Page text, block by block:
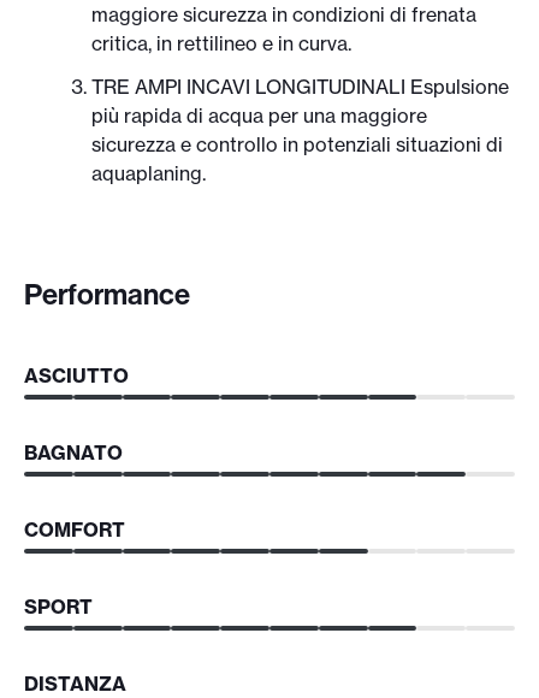
maggiore sicurezza in condizioni di frenata
critica, in rettilineo e in curva.
TRE AMPI INCAVI LONGITUDINALI Espulsione
più rapida di acqua per una maggiore
sicurezza e controllo in potenziali situazioni di
aquaplaning.
Performance
ASCIUTTO
BAGNATO
COMFORT
SPORT
DISTANZA